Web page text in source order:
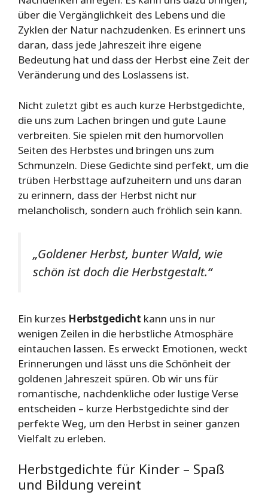
über die Vergänglichkeit des Lebens und die
Zyklen der Natur nachzudenken. Es erinnert uns
daran, dass jede Jahreszeit ihre eigene
Bedeutung hat und dass der Herbst eine Zeit der
Veränderung und des Loslassens ist.
Nicht zuletzt gibt es auch kurze Herbstgedichte,
die uns zum Lachen bringen und gute Laune
verbreiten. Sie spielen mit den humorvollen
Seiten des Herbstes und bringen uns zum
Schmunzeln. Diese Gedichte sind perfekt, um die
trüben Herbsttage aufzuheitern und uns daran
zu erinnern, dass der Herbst nicht nur
melancholisch, sondern auch fröhlich sein kann.
„Goldener Herbst, bunter Wald, wie
schön ist doch die Herbstgestalt.“
Ein kurzes Herbstgedicht kann uns in nur
wenigen Zeilen in die herbstliche Atmosphäre
eintauchen lassen. Es erweckt Emotionen, weckt
Erinnerungen und lässt uns die Schönheit der
goldenen Jahreszeit spüren. Ob wir uns für
romantische, nachdenkliche oder lustige Verse
entscheiden – kurze Herbstgedichte sind der
perfekte Weg, um den Herbst in seiner ganzen
Vielfalt zu erleben.
Herbstgedichte für Kinder – Spaß
und Bildung vereint